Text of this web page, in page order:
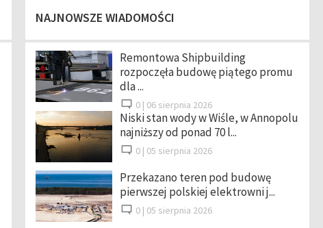
NAJNOWSZE WIADOMOŚCI
Remontowa Shipbuilding
rozpoczęła budowę piątego promu
dla ...
0 | 06 sierpnia 2026
Niski stan wody w Wiśle, w Annopolu
najniższy od ponad 70 l...
0 | 05 sierpnia 2026
Przekazano teren pod budowę
pierwszej polskiej elektrowni j...
0 | 05 sierpnia 2026